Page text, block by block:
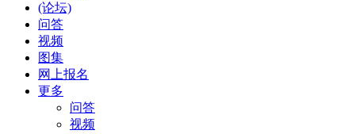
(论坛)
问答
视频
图集
网上报名
更多
问答
视频